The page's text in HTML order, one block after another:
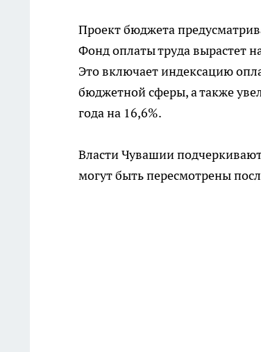
Проект бюджета
Фонд оплаты труда вырастет
Это включает индексацию
бюджетной сферы, а также
года на 16,6%.
Власти Чувашии
могут быть пересмотрены